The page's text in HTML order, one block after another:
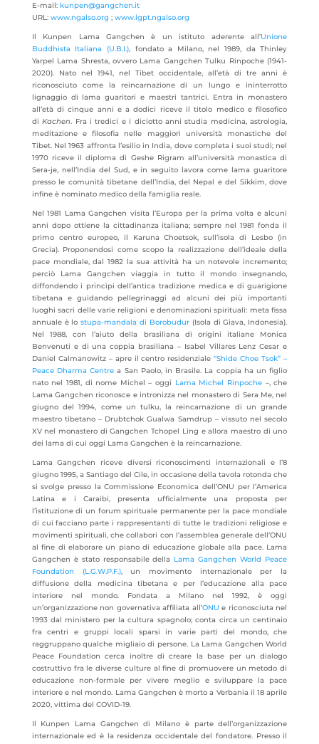
E-mail: kunpen@gangchen.it
URL: www.ngalso.org ; www.lgpt.ngalso.org
Il Kunpen Lama Gangchen è un istituto aderente all’Unione
Buddhista Italiana (U.B.I.), fondato a Milano, nel 1989, da Thinley
Yarpel Lama Shresta, ovvero Lama Gangchen Tulku Rinpoche (1941-
2020). Nato nel 1941, nel Tibet occidentale, all’età di tre anni è
riconosciuto come la reincarnazione di un lungo e ininterrotto
lignaggio di lama guaritori e maestri tantrici. Entra in monastero
all’età di cinque anni e a dodici riceve il titolo medico e filosofico
diKachen. Fra i tredici e i diciotto anni studia medicina, astrologia,
meditazione e filosofia nelle maggiori università monastiche del
Tibet. Nel 1963 affronta l’esilio in India, dove completa i suoi studi; nel
1970 riceve il diploma di Geshe Rigram all’università monastica di
Sera-je, nell’India del Sud, e in seguito lavora come lama guaritore
presso le comunità tibetane dell’India, del Nepal e del Sikkim, dove
infine è nominato medico della famiglia reale.
Nel 1981 Lama Gangchen visita l’Europa per la prima volta e alcuni
anni dopo ottiene la cittadinanza italiana; sempre nel 1981 fonda il
primo centro europeo, il Karuna Choetsok, sull’isola di Lesbo (in
Grecia). Proponendosi come scopo la realizzazione dell’ideale della
pace mondiale, dal 1982 la sua attività ha un notevole incremento;
perciò Lama Gangchen viaggia in tutto il mondo insegnando,
diffondendo i princìpi dell’antica tradizione medica e di guarigione
tibetana e guidando pellegrinaggi ad alcuni dei più importanti
luoghi sacri delle varie religioni e denominazioni spirituali: meta fissa
annuale è lo stupa-mandala di Borobudur (Isola di Giava, Indonesia).
Nel 1988, con l’aiuto della brasiliana di origini italiane Monica
Benvenuti e di una coppia brasiliana – Isabel Villares Lenz Cesar e
Daniel Calmanowitz – apre il centro residenziale“Shide Choe Tsok” –
Peace Dharma Centrea San Paolo, in Brasile. La coppia ha un figlio
nato nel 1981, di nome Michel – oggi Lama Michel Rinpoche–, che
Lama Gangchen riconosce e intronizza nel monastero di Sera Me, nel
giugno del 1994, come un tulku, la reincarnazione di un grande
maestro tibetano – Drubtchok Gualwa Samdrup – vissuto nel secolo
XV nel monastero di Gangchen Tchopel Ling e allora maestro di uno
dei lama di cui oggi Lama Gangchen è la reincarnazione.
Lama Gangchen riceve diversi riconoscimenti internazionali e l’8
giugno 1995, a Santiago del Cile, in occasione della tavola rotonda che
si svolge presso la Commissione Economica dell’ONU per l’America
Latina e i Caraibi, presenta ufficialmente una proposta per
l’istituzione di un forum spirituale permanente per la pace mondiale
di cui facciano parte i rappresentanti di tutte le tradizioni religiose e
movimenti spirituali, che collabori con l’assemblea generale dell’ONU
al fine di elaborare un piano di educazione globale alla pace. Lama
Gangchen è stato responsabile della Lama Gangchen World Peace
Foundation (L.G.W.P.F.), un movimento internazionale per la
diffusione della medicina tibetana e per l’educazione alla pace
interiore nel mondo. Fondata a Milano nel 1992, è oggi
un’organizzazione non governativa affiliata all’ONU e riconosciuta nel
1993 dal ministero per la cultura spagnolo; conta circa un centinaio
fra centri e gruppi locali sparsi in varie parti del mondo, che
raggruppano qualche migliaio di persone. La Lama Gangchen World
Peace Foundation cerca inoltre di creare la base per un dialogo
costruttivo fra le diverse culture al fine di promuovere un metodo di
educazione non-formale per vivere meglio e sviluppare la pace
interiore e nel mondo. Lama Gangchen è morto a Verbania il 18 aprile
2020, vittima del COVID-19.
Il Kunpen Lama Gangchen di Milano è parte dell’organizzazione
internazionale ed è la residenza occidentale del fondatore. Presso il